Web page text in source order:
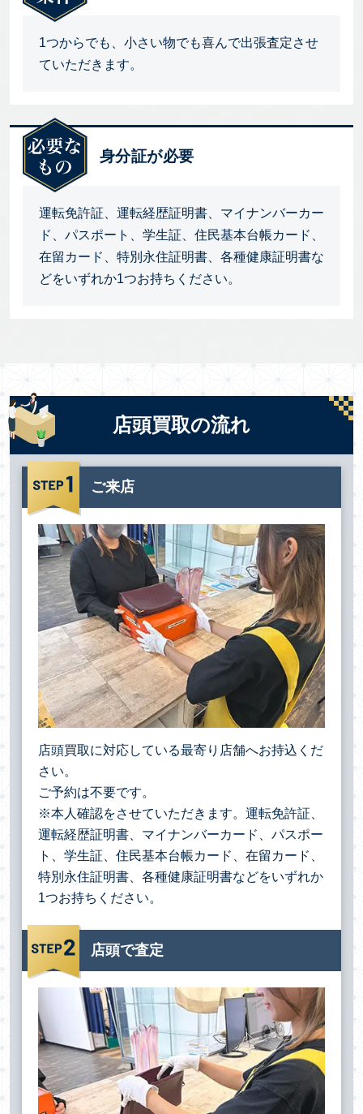
1つからでも、小さい物でも喜んで出張査定させ
ていただきます。
身分証が必要
運転免許証、運転経歴証明書、マイナンバーカー
ド、パスポート、学生証、住民基本台帳カード、
在留カード、特別永住証明書、各種健康証明書な
どをいずれか1つお持ちください。
店頭買取の流れ
ご来店
店頭買取に対応している最寄り店舗へお持込くだ
さい。
ご予約は不要です。
※本人確認をさせていただきます。運転免許証、
運転経歴証明書、マイナンバーカード、パスポー
ト、学生証、住民基本台帳カード、在留カード、
特別永住証明書、各種健康証明書などをいずれか
1つお持ちください。
店頭で査定